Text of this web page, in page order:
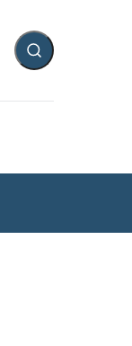
Expand search